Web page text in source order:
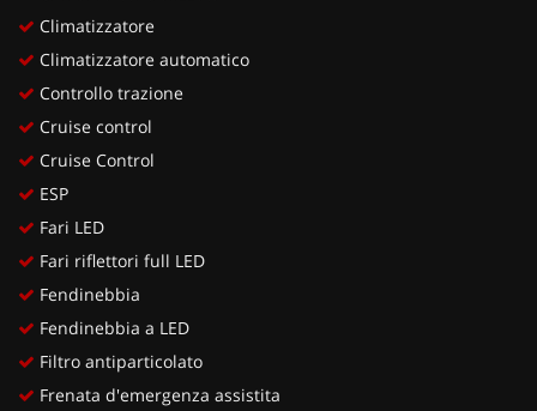
Climatizzatore
Climatizzatore automatico
Controllo trazione
Cruise control
Cruise Control
ESP
Fari LED
Fari riflettori full LED
Fendinebbia
Fendinebbia a LED
Filtro antiparticolato
Frenata d'emergenza assistita